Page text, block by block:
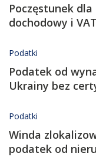
Poczęstunek
dochodowy i VAT
Podatki
Podatek od
Ukrainy bez
Podatki
Winda
podatek od